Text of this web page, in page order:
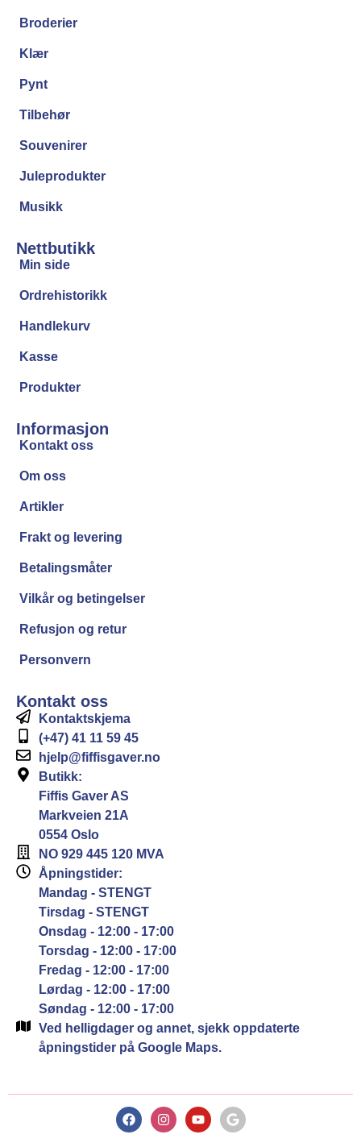
Broderier
Klær
Pynt
Tilbehør
Souvenirer
Juleprodukter
Musikk
Nettbutikk
Min side
Ordrehistorikk
Handlekurv
Kasse
Produkter
Informasjon
Kontakt oss
Om oss
Artikler
Frakt og levering
Betalingsmåter
Vilkår og betingelser
Refusjon og retur
Personvern
Kontakt oss
Kontaktskjema
(+47) 41 11 59 45
hjelp@fiffisgaver.no
Butikk:
Fiffis Gaver AS
Markveien 21A
0554 Oslo
NO 929 445 120 MVA
Åpningstider:
Mandag - STENGT
Tirsdag - STENGT
Onsdag - 12:00 - 17:00
Torsdag - 12:00 - 17:00
Fredag - 12:00 - 17:00
Lørdag - 12:00 - 17:00
Søndag - 12:00 - 17:00
Ved helligdager og annet, sjekk oppdaterte
åpningstider på Google Maps.